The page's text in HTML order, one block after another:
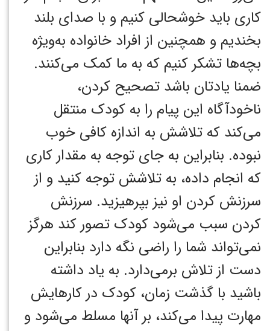
کاری باید خوشحالی کنیم و با صدای بلند
بخندیم و همچنین از افراد خانواده به‌ویژه
بچه‌ها تشکر کنیم که به ما کمک می‌کنند.
ضمنا یادتان باشد تصحیح کردن،
ناخودآگاه این پیام را به کودک منتقل
می‌کند که تلاشش به اندازه کافی خوب
نبوده. بنابراین به جای توجه به مقدار کاری
که انجام داده، به تلاشش توجه کنید و از
سرزنش کردن او نیز بپرهیزید. سرزنش
کردن سبب می‌شود کودک تصور کند هرگز
نمی‌تواند شما را راضی نگه دارد بنابراین
دست از تلاش برمی‌دارد. به یاد داشته
باشید با گذشت زمان، کودک در کارهایش
مهارت پیدا می‌کند، بر آنها مسلط می‌شود و